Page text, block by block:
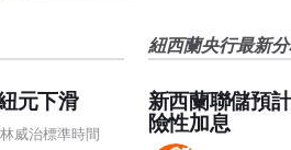
元下滑
威治標準時間
紐西蘭央行最新
新西蘭聯儲預
險性加息